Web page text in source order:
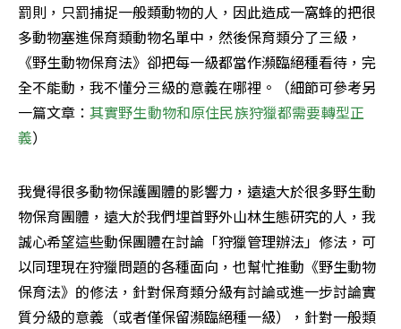
罰則，只罰捕捉一般類動物的人，因此造成一窩蜂的把很
多動物塞進保育類動物名單中，然後保育類分了三級，
《野生動物保育法》卻把每一級都當作瀕臨絕種看待，完
全不能動，我不懂分三級的意義在哪裡。（細節可參考另
一篇文章： 其實野生動物和原住民族狩獵都需要轉型正
義）
我覺得很多動物保護團體的影響力，遠遠大於很多野生動
物保育團體，遠大於我們埋首野外山林生態研究的人，我
誠心希望這些動保團體在討論「狩獵管理辦法」修法，可
以同理現在狩獵問題的各種面向，也幫忙推動《野生動物
保育法》的修法，針對保育類分級有討論或進一步討論實
質分級的意義（或者僅保留瀕臨絕種一級），針對一般類